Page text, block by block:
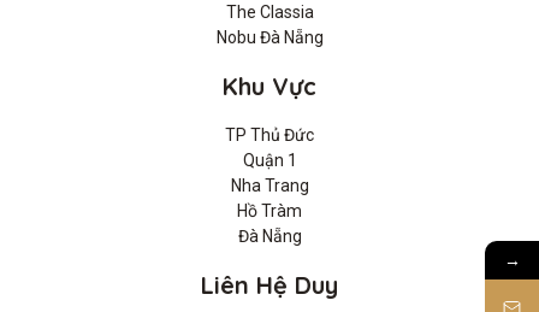
The Classia
Nobu Đà Nẵng
Khu Vực
TP Thủ Đức
Quận 1
Nha Trang
Hồ Tràm
Đà Nẵng
Liên Hệ Duy
→